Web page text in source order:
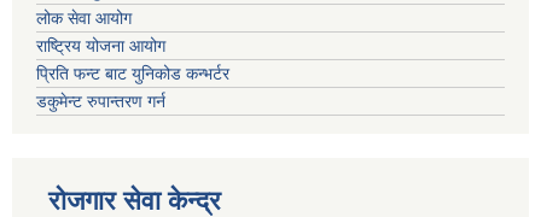
लोक सेवा आयोग
राष्ट्रिय योजना आयोग
प्रिति फन्ट बाट युनिकोड कन्भर्टर
डकुमेन्ट रुपान्तरण गर्न
रोजगार सेवा केन्द्र